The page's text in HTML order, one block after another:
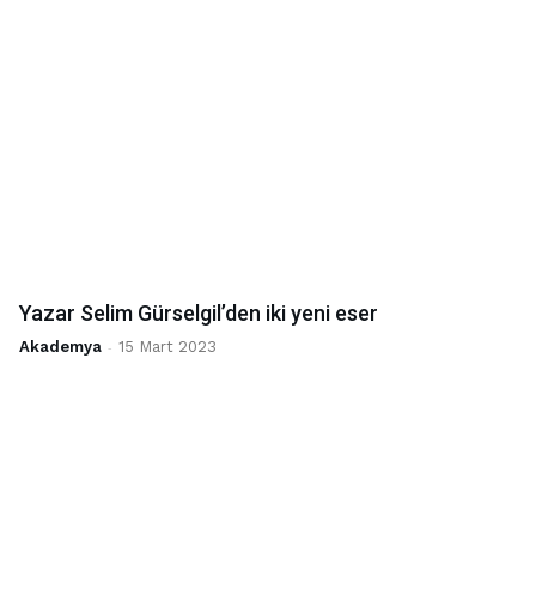
Yazar Selim Gürselgil’den iki yeni eser
Akademya - 15 Mart 2023